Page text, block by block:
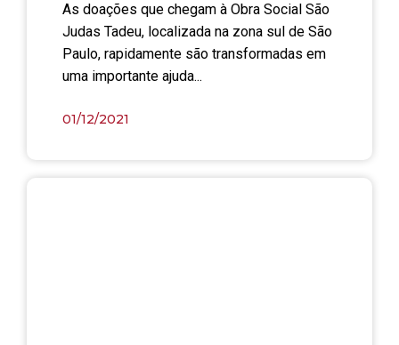
As doações que chegam à Obra Social São
Judas Tadeu, localizada na zona sul de São
Paulo, rapidamente são transformadas em
uma importante ajuda...
01/12/2021